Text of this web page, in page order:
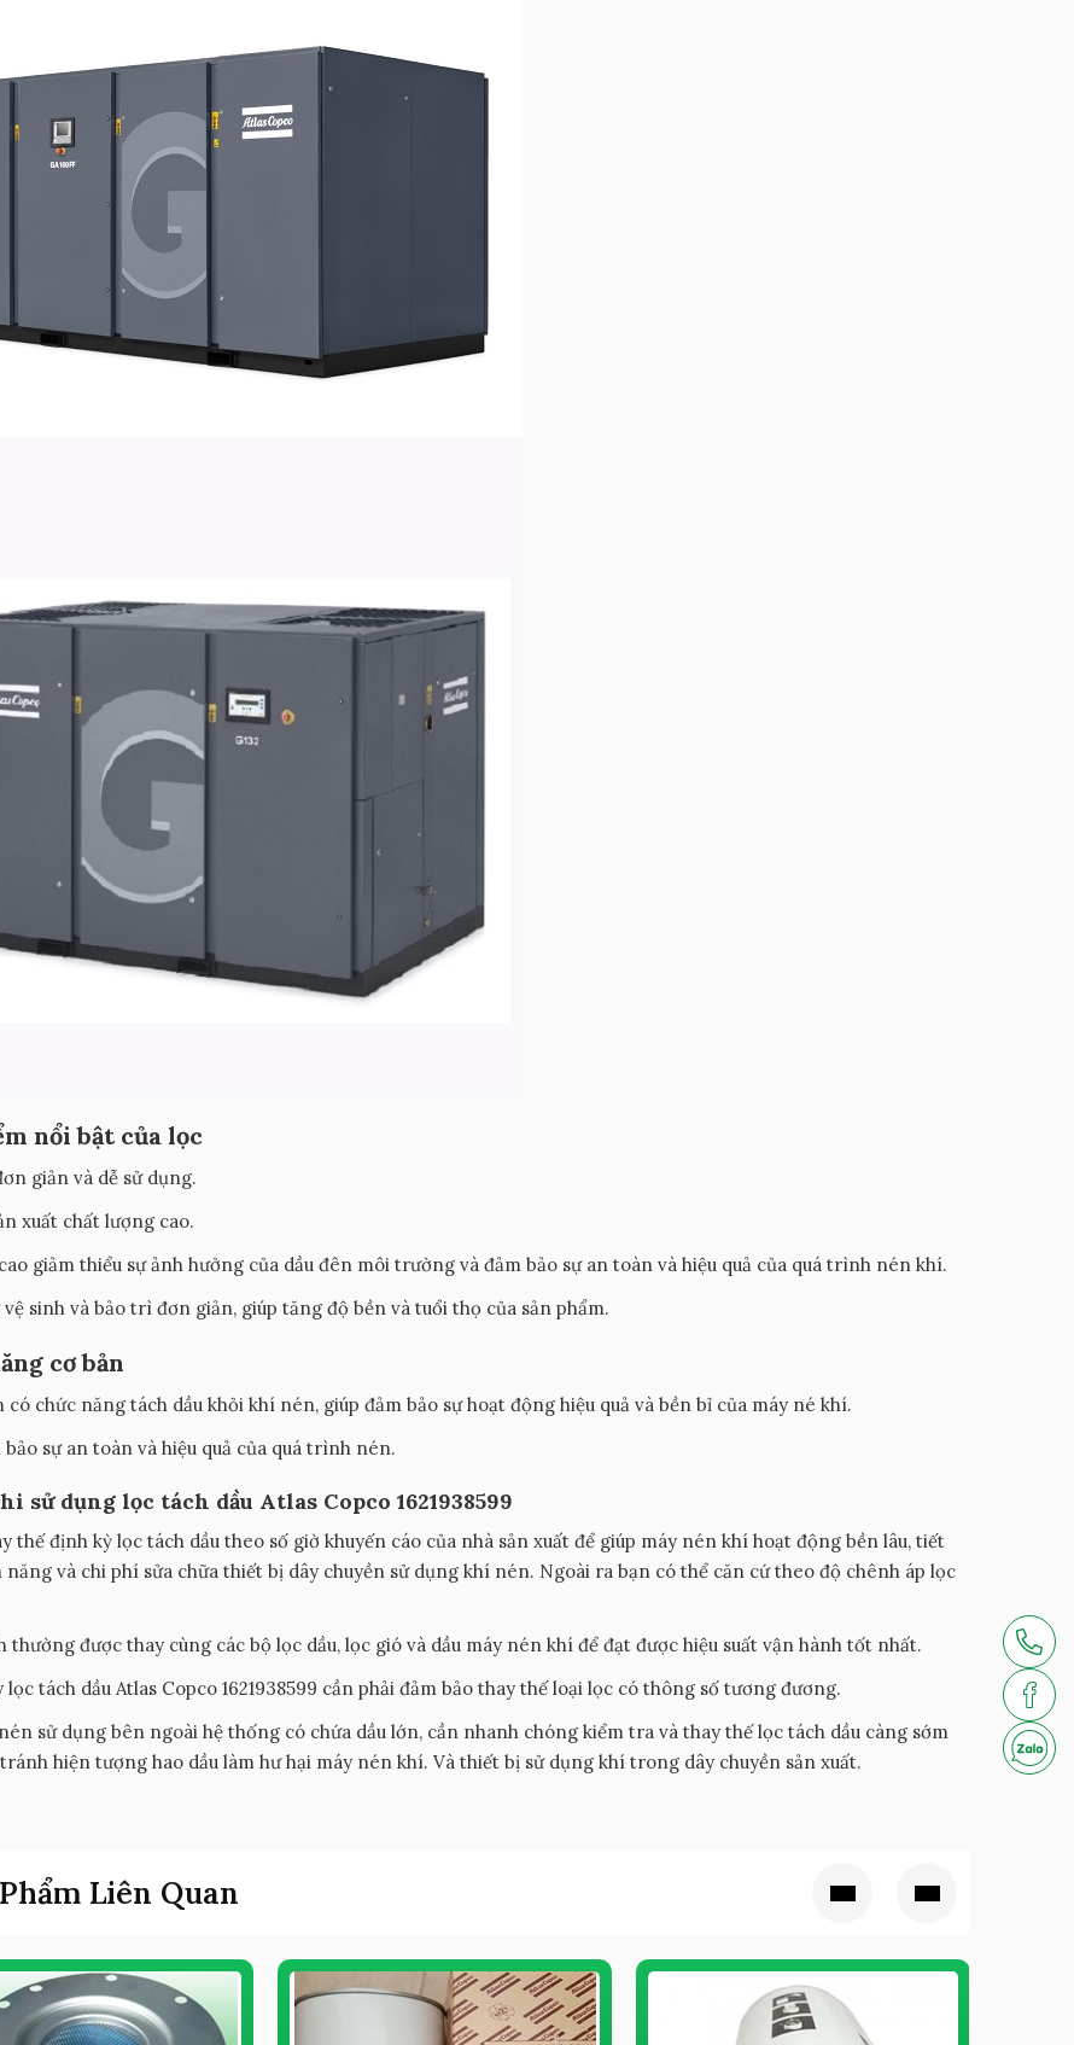
nổi bật của lọc
giản và dễ sử dụng.
xuất chất lượng cao.
giảm thiểu sự ảnh hưởng của dầu đên môi trường và đảm bảo sự an toàn và hiệu quả của quá trình nén khí.
sinh và bảo trì đơn giản, giúp tăng độ bền và tuổi thọ của sản phẩm.
cơ bản
có chức năng tách dầu khỏi khí nén, giúp đảm bảo sự hoạt động hiệu quả và bền bỉ của máy né khí.
bảo sự an toàn và hiệu quả của quá trình nén.
sử dụng lọc tách dầu Atlas Copco 1621938599
thế định kỳ lọc tách dầu theo số giờ khuyến cáo của nhà sản xuất để giúp máy nén khí hoạt động bền lâu, tiết
năng và chi phí sửa chữa thiết bị dây chuyền sử dụng khí nén. Ngoài ra bạn có thể căn cứ theo độ chênh áp lọc
thường được thay cùng các bộ lọc dầu, lọc gió và dầu máy nén khí để đạt được hiệu suất vận hành tốt nhất.
lọc tách dầu Atlas Copco 1621938599 cần phải đảm bảo thay thế loại lọc có thông số tương đương.
sử dụng bên ngoài hệ thống có chứa dầu lớn, cần nhanh chóng kiểm tra và thay thế lọc tách dầu càng sớm
hiện tượng hao dầu làm hư hại máy nén khí. Và thiết bị sử dụng khí trong dây chuyền sản xuất.
Liên Quan